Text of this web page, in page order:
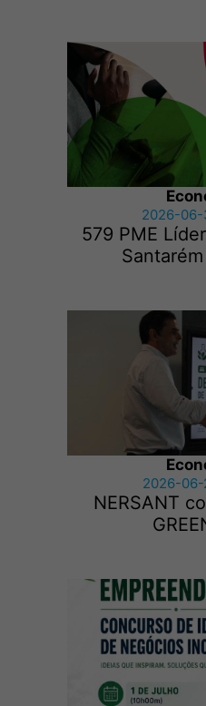
2026-06-
579 PME
2026-06-
NERSANT